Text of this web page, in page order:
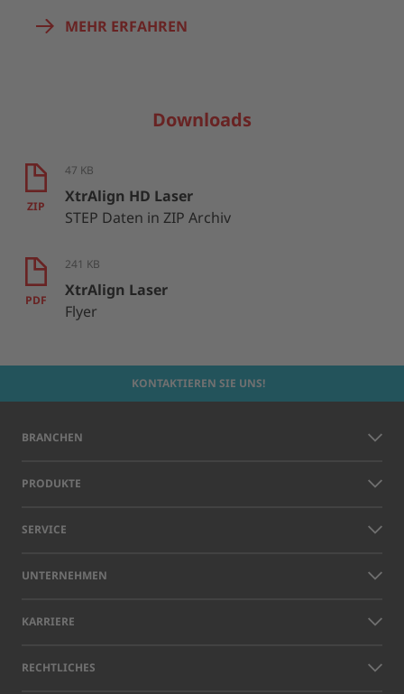
MEHR ERFAHREN
Downloads
ZIP
47 KB
XtrAlign HD Laser
STEP Daten in ZIP Archiv
PDF
241 KB
XtrAlign Laser
Flyer
KONTAKTIEREN SIE UNS!
BRANCHEN
PRODUKTE
SERVICE
UNTERNEHMEN
KARRIERE
RECHTLICHES